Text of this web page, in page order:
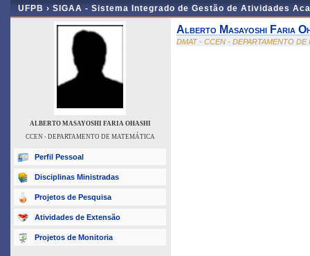
UFPB › SIGAA - Sistema Integrado de Gestão de Atividades
ALBERTO MASAYOSHI FARIA OHASHI
CCEN - DEPARTAMENTO DE MATEMÁTICA
Perfil Pessoal
Disciplinas Ministradas
Projetos de Pesquisa
Atividades de Extensão
Projetos de Monitoria
Alberto Masayoshi Faria
DMAT - CCEN - DEPARTAMENTO DE